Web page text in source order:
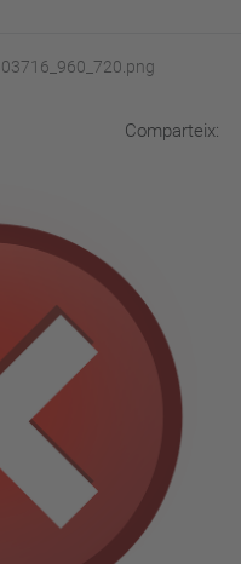
Comparteix: